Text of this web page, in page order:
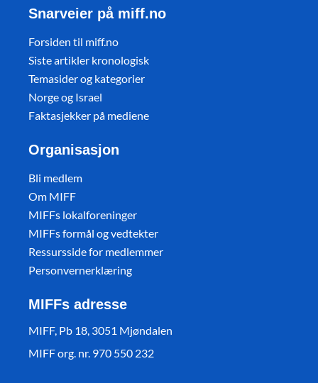
Snarveier på miff.no
Forsiden til miff.no
Siste artikler kronologisk
Temasider og kategorier
Norge og Israel
Faktasjekker på mediene
Organisasjon
Bli medlem
Om MIFF
MIFFs lokalforeninger
MIFFs formål og vedtekter
Ressursside for medlemmer
Personvernerklæring
MIFFs adresse
MIFF, Pb 18, 3051 Mjøndalen
MIFF org. nr. 970 550 232